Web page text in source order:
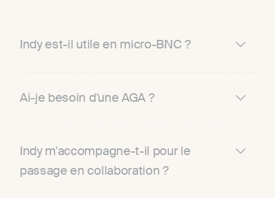
Indy est-il utile en micro-BNC ?
Ai-je besoin d'une AGA ?
Indy m'accompagne-t-il pour le
passage en collaboration ?